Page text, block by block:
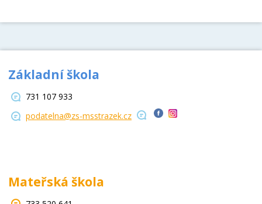
Základní škola
731 107 933
podatelna@zs-msstrazek.cz
Mateřská škola